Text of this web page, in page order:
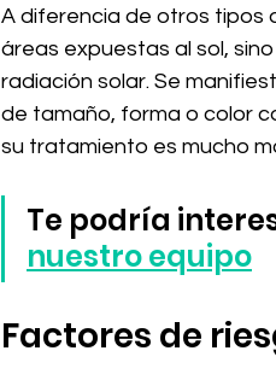
A diferencia de otros tipos
áreas expuestas al sol,
radiación solar. Se
de tamaño, forma o color
su tratamiento es mucho
Te podría
nuestro equipo
Factores de